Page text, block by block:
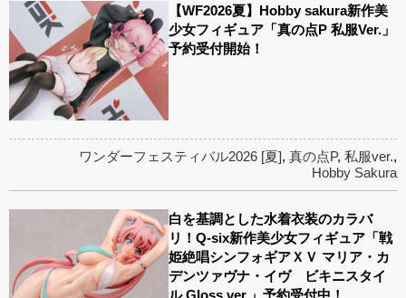
【WF2026夏】Hobby sakura新作美
少女フィギュア「真の点P 私服Ver.」
予約受付開始！
ワンダーフェスティバル2026 [夏], 真の点P, 私服ver.,
Hobby Sakura
白を基調とした水着衣装のカラバ
リ！Q-six新作美少女フィギュア「戦
姫絶唱シンフォギアＸＶ マリア・カ
デンツァヴナ・イヴ ビキニスタイ